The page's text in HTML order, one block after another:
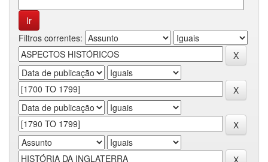
Filtros correntes: